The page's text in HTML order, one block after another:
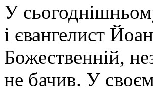
У
і євангелист
Божественній,
не бачив. У